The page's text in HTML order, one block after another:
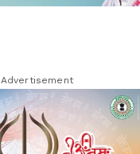
Advertisement